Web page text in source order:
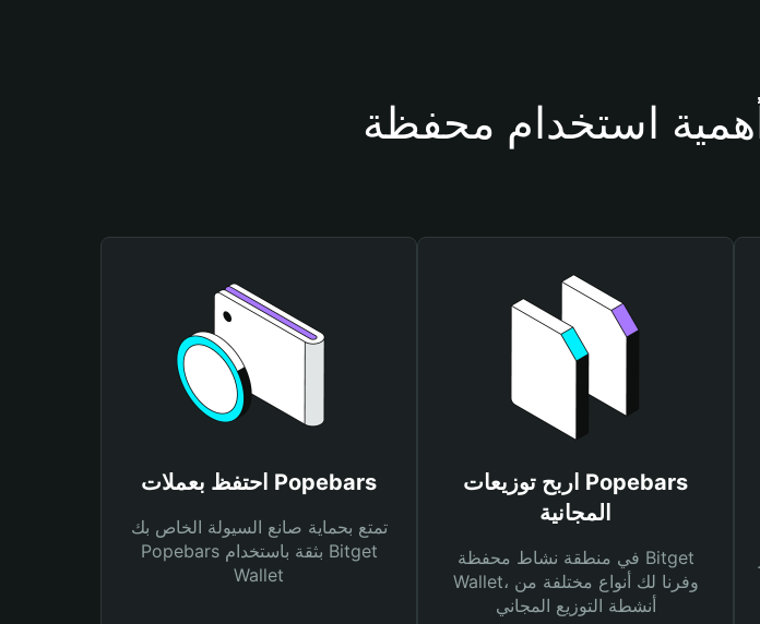
احتفظ بعملات Popebars
تمتع بحماية صانع السيولة الخاص بك
Popebars بثقة باستخدام Bitget
Wallet
اربح توزيعات Popebars
المجانية
في منطقة نشاط محفظة Bitget
Wallet، وفرنا لك أنواع مختلفة من
أنشطة التوزيع المجاني